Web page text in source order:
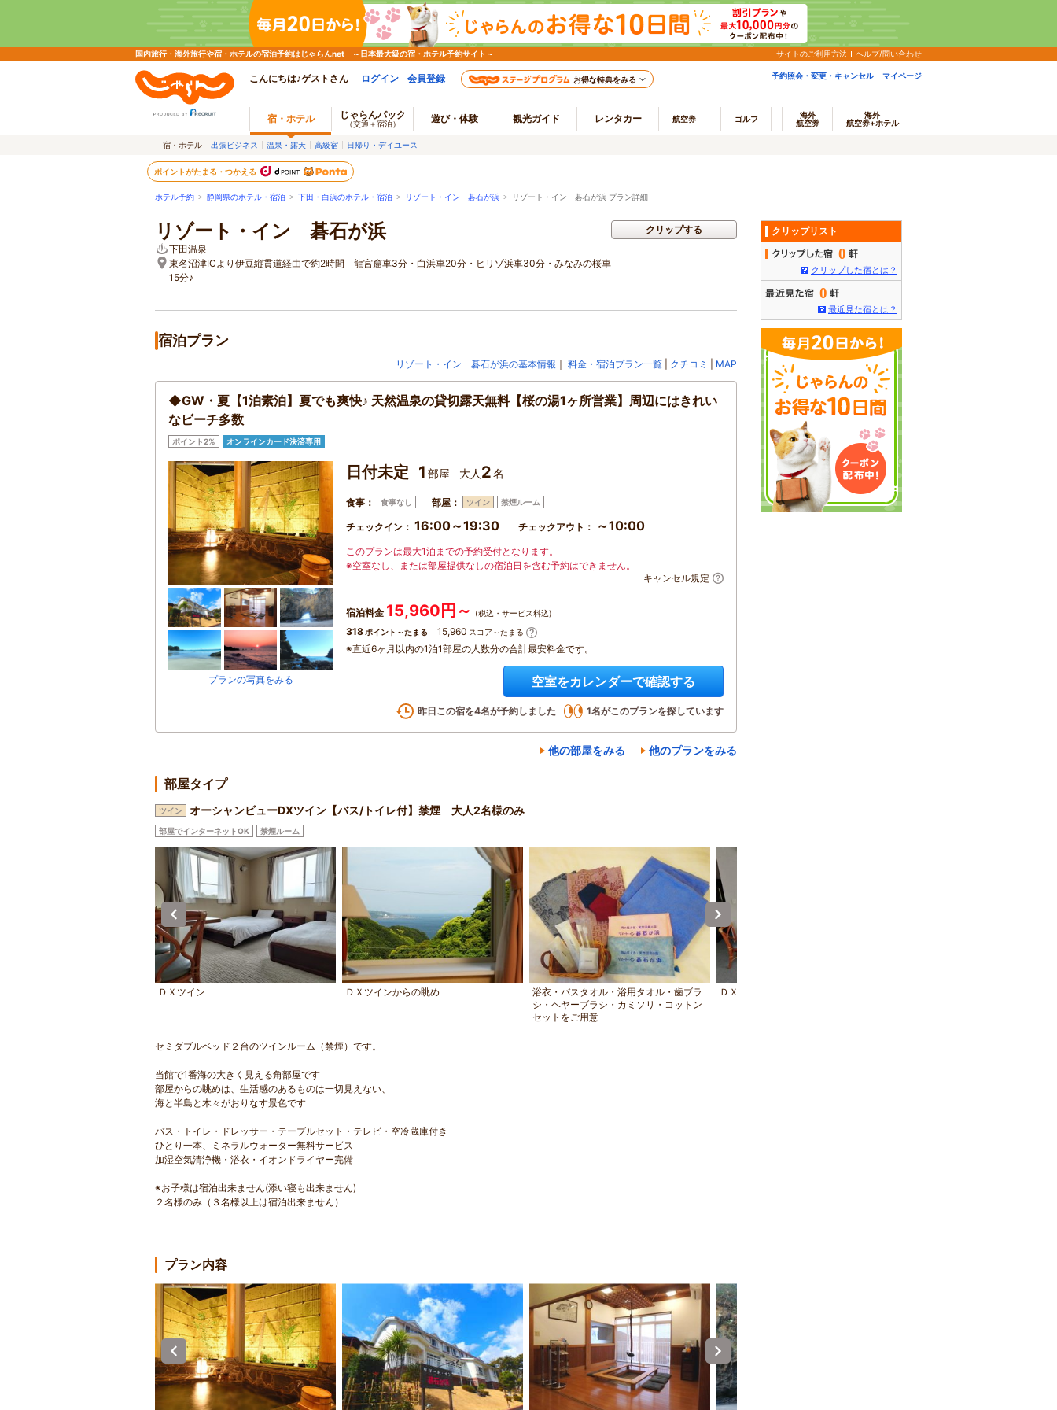
国内旅行・海外旅行や宿・ホテルの宿泊予約はじゃらんnet ～日本最大級の宿・ホテル予約サイト～ サイトのご利用方法 ヘルプ/問い合わせ
こんにちは♪ゲストさん ログイン 会員登録 お得な特典をみる 予約照会・変更・キャンセル マイページ
宿・ホテル じゃらんパック
（交通＋宿泊） 遊び・体験 観光ガイド レンタカー 航空券 ゴルフ
海外
航空券
海外
航空券+ホテル
宿・ホテル 出張ビジネス 温泉・露天 高級宿 日帰り・デイユース
ポイントがたまる・つかえる
ホテル予約 > 静岡県のホテル・宿泊 > 下田・白浜のホテル・宿泊 > リゾート・イン 碁石が浜 > リゾート・イン 碁石が浜 プラン詳細
リゾート・イン 碁石が浜
下田温泉
東名沼津ICより伊豆縦貫道経由で約2時間 龍宮窟車3分・白浜車20分・ヒリゾ浜車30分・みなみの桜車
15分♪
クリップする
宿泊プラン
リゾート・イン 碁石が浜の基本情報 ｜ 料金・宿泊プラン一覧 クチコミ MAP
◆GW・夏【1泊素泊】夏でも爽快♪ 天然温泉の貸切露天無料【桜の湯1ヶ所営業】周辺にはきれい
なビーチ多数
ポイント2% オンラインカード決済専用
プランの写真をみる
日付未定 1 部屋 大人 2名
食事： 食事なし 部屋： ツイン 禁煙ルーム
チェックイン： 16:00～19:30 チェックアウト： ～10:00
このプランは最大1泊までの予約受付となります。
※空室なし、または部屋提供なしの宿泊日を含む予約はできません。
キャンセル規定
宿泊料金 15,960円～ (税込・サービス料込)
318 ポイント～たまる 15,960 スコア～たまる
※直近6ヶ月以内の1泊1部屋の人数分の合計最安料金です。
空室をカレンダーで確認する
昨日この宿を4名が予約しました 1名がこのプランを探しています
他の部屋をみる 他のプランをみる
部屋タイプ
ツイン オーシャンビューDXツイン【バス/トイレ付】禁煙 大人2名様のみ
部屋でインターネットOK 禁煙ルーム
ＤＸツイン ＤＸツインからの眺め
浴衣・バスタオル・浴用タオル・歯ブラ
シ・ヘヤーブラシ・カミソリ・コットン
セットをご用意
ＤＸツイン
セミダブルベッド２台のツインルーム（禁煙）です。
当館で1番海の大きく見える角部屋です
部屋からの眺めは、生活感のあるものは一切見えない、
海と半島と木々がおりなす景色です
バス・トイレ・ドレッサー・テーブルセット・テレビ・空冷蔵庫付き
ひとり一本、ミネラルウォーター無料サービス
加湿空気清浄機・浴衣・イオンドライヤー完備
※お子様は宿泊出来ません(添い寝も出来ません)
２名様のみ（３名様以上は宿泊出来ません）
プラン内容
クリップリスト
0
クリップした宿とは？
0
最近見た宿とは？